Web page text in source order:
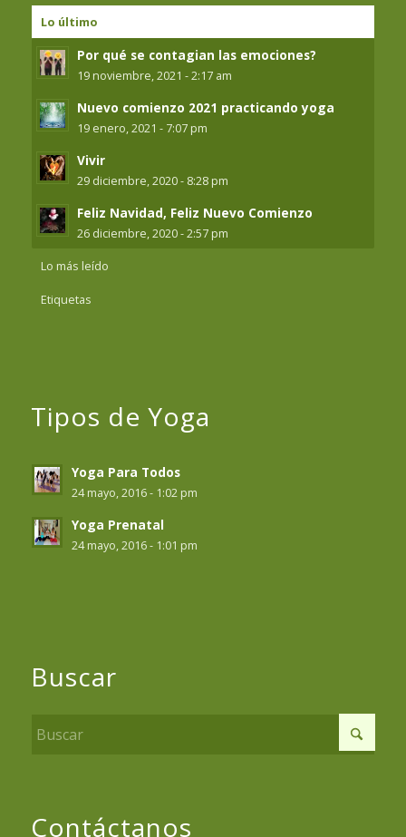
Lo último
Por qué se contagian las emociones?
19 noviembre, 2021 - 2:17 am
Nuevo comienzo 2021 practicando yoga
19 enero, 2021 - 7:07 pm
Vivir
29 diciembre, 2020 - 8:28 pm
Feliz Navidad, Feliz Nuevo Comienzo
26 diciembre, 2020 - 2:57 pm
Lo más leído
Etiquetas
Tipos de Yoga
Yoga Para Todos
24 mayo, 2016 - 1:02 pm
Yoga Prenatal
24 mayo, 2016 - 1:01 pm
Buscar
Contáctanos